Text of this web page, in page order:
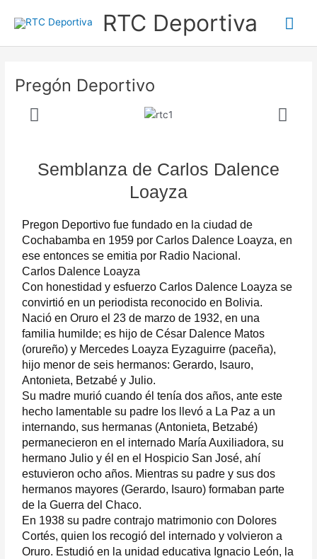
RTC Deportiva
Pregón Deportivo
Semblanza de Carlos Dalence
Loayza
Pregon Deportivo fue fundado en la ciudad de
Cochabamba en 1959 por Carlos Dalence Loayza, en
ese entonces se emitia por Radio Nacional.
Carlos Dalence Loayza
Con honestidad y esfuerzo Carlos Dalence Loayza se
convirtió en un periodista reconocido en Bolivia.
Nació en Oruro el 23 de marzo de 1932, en una
familia humilde; es hijo de César Dalence Matos
(orureño) y Mercedes Loayza Eyzaguirre (paceña),
hijo menor de seis hermanos: Gerardo, Isauro,
Antonieta, Betzabé y Julio.
Su madre murió cuando él tenía dos años, ante este
hecho lamentable su padre los llevó a La Paz a un
internando, sus hermanas (Antonieta, Betzabé)
permanecieron en el internado María Auxiliadora, su
hermano Julio y él en el Hospicio San José, ahí
estuvieron ocho años. Mientras su padre y sus dos
hermanos mayores (Gerardo, Isauro) formaban parte
de la Guerra del Chaco.
En 1938 su padre contrajo matrimonio con Dolores
Cortés, quien los recogió del internado y volvieron a
Oruro. Estudió en la unidad educativa Ignacio León, la